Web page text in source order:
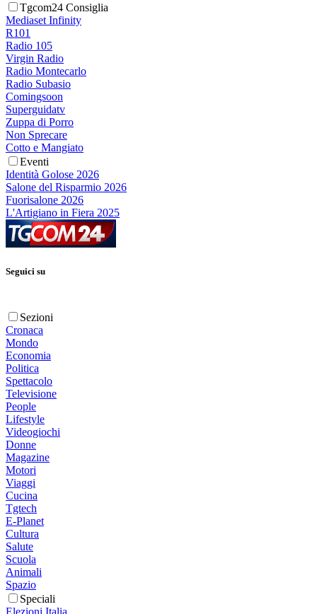
Tgcom24 Consiglia
Mediaset Infinity
R101
Radio 105
Virgin Radio
Radio Montecarlo
Radio Subasio
Comingsoon
Superguidatv
Zuppa di Porro
Non Sprecare
Cotto e Mangiato
Eventi
Identità Golose 2026
Salone del Risparmio 2026
Fuorisalone 2026
L'Artigiano in Fiera 2025
Seguici su
Sezioni
Cronaca
Mondo
Economia
Politica
Spettacolo
Televisione
People
Lifestyle
Videogiochi
Donne
Magazine
Motori
Viaggi
Cucina
Tgtech
E-Planet
Cultura
Salute
Scuola
Animali
Spazio
Speciali